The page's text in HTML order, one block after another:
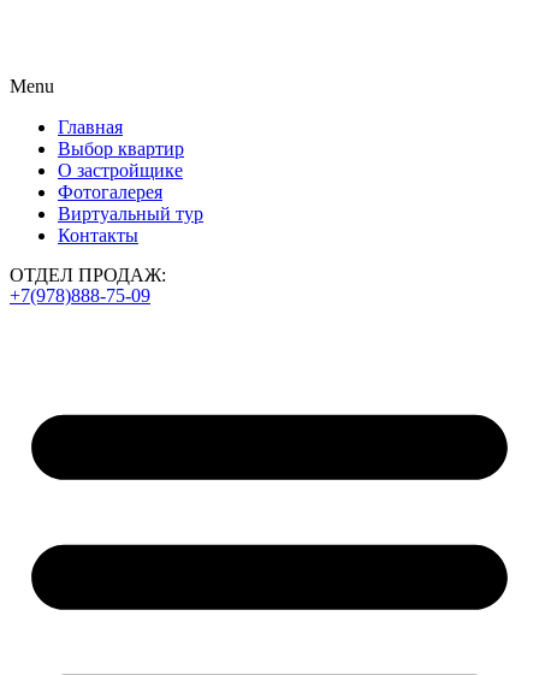
Menu
Главная
Выбор квартир
О застройщике
Фотогалерея
Виртуальный тур
Контакты
ОТДЕЛ ПРОДАЖ:
+7(978)888-75-09